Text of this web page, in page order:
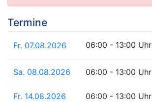
Termine
Fr. 07.08.2026 06:00 - 13:00 Uhr
Sa. 08.08.2026 06:00 - 13:00 Uhr
Fr. 14.08.2026 06:00 - 13:00 Uhr